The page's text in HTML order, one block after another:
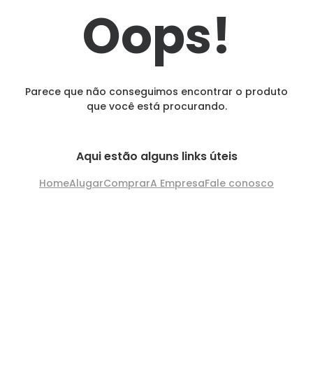
Oops!
Parece que não conseguimos encontrar o produto
que você está procurando.
Aqui estão alguns links úteis
HomeAlugarComprarA EmpresaFale conosco